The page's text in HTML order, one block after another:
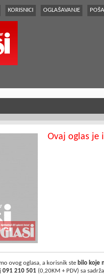
KORISNICI OGLAŠAVANJE
Ovaj oglas je
ovog oglasa, a korisnik ste bilo koje
091 210 501 (0,20KM + PDV) sa